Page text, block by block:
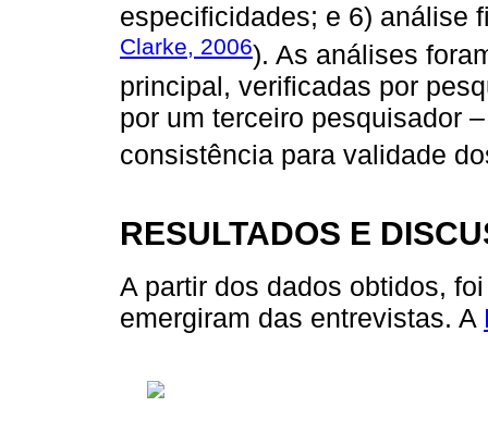
especificidades; e 6) análise
Clarke, 2006). As análises
principal, verificadas por
por um terceiro pesquisador
consistência para validade
RESULTADOS E
A partir dos dados obtidos,
emergiram das entrevistas. A